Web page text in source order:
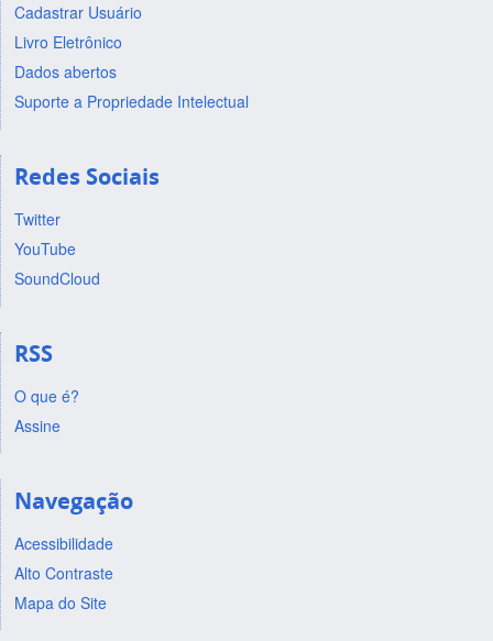
Cadastrar Usuário
Livro Eletrônico
Dados abertos
Suporte a Propriedade Intelectual
Redes Sociais
Twitter
YouTube
SoundCloud
RSS
O que é?
Assine
Navegação
Acessibilidade
Alto Contraste
Mapa do Site